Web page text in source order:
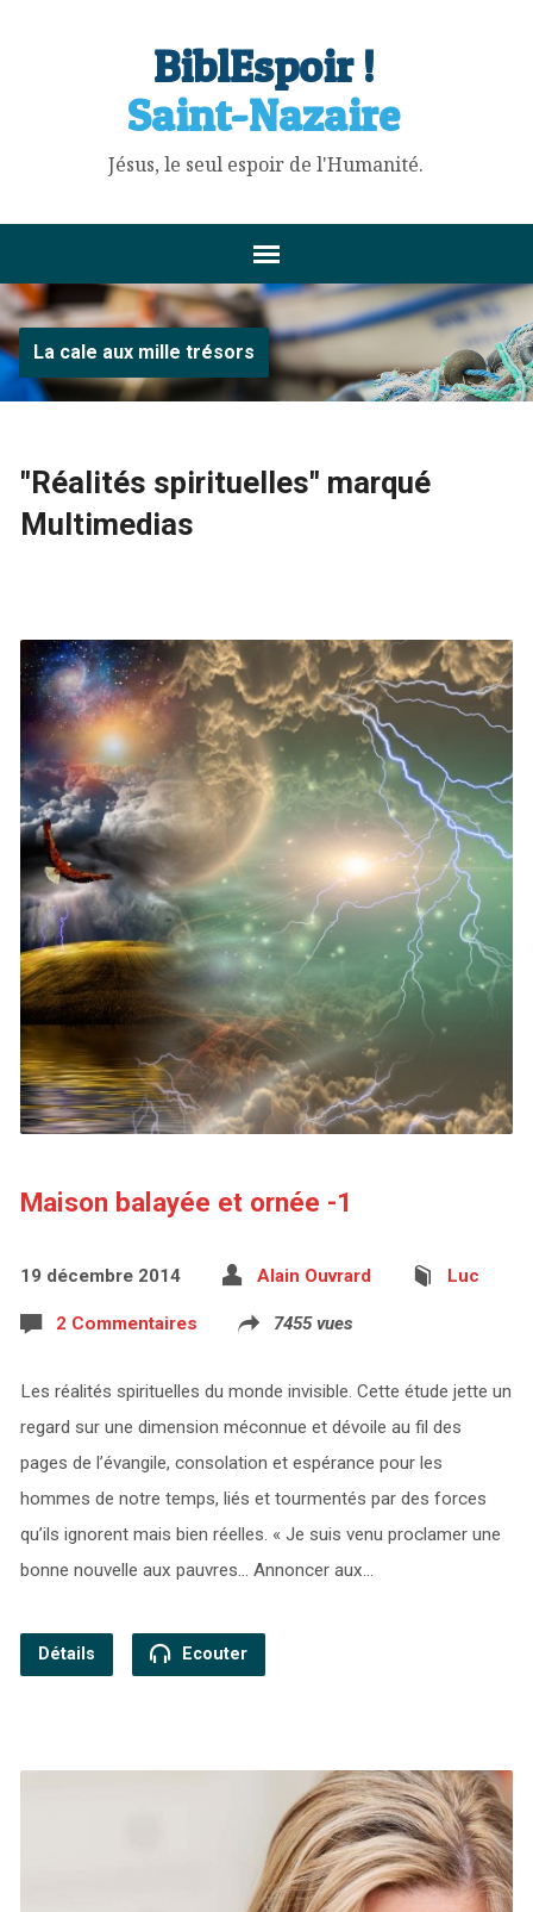
BiblEspoir !
Saint-Nazaire
Jésus, le seul espoir de l'Humanité.
La cale aux mille trésors
"Réalités spirituelles" marqué
Multimedias
Maison balayée et ornée -1
19 décembre 2014 Alain Ouvrard Luc
2 Commentaires 7455 vues
Les réalités spirituelles du monde invisible. Cette étude jette un
regard sur une dimension méconnue et dévoile au fil des
pages de l’évangile, consolation et espérance pour les
hommes de notre temps, liés et tourmentés par des forces
qu’ils ignorent mais bien réelles. « Je suis venu proclamer une
bonne nouvelle aux pauvres… Annoncer aux…
Détails Ecouter